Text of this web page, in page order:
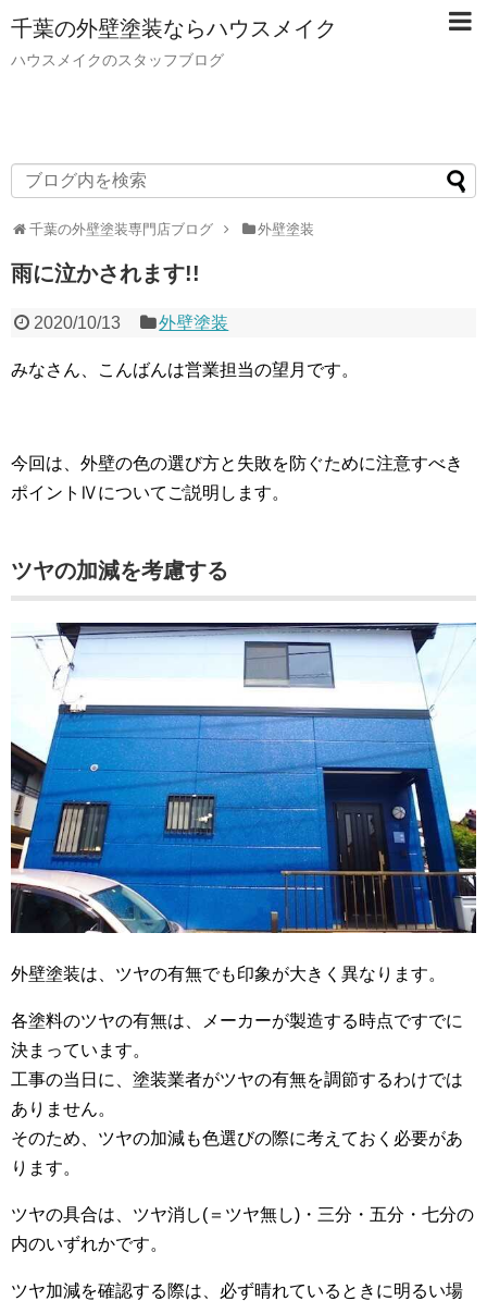
千葉の外壁塗装ならハウスメイク
ハウスメイクのスタッフブログ
千葉の外壁塗装専門店ブログ 外壁塗装
雨に泣かされます!!
2020/10/13 外壁塗装
みなさん、こんばんは営業担当の望月です。
今回は、外壁の色の選び方と失敗を防ぐために注意すべき
ポイントⅣについてご説明します。
ツヤの加減を考慮する
外壁塗装は、ツヤの有無でも印象が大きく異なります。
各塗料のツヤの有無は、メーカーが製造する時点ですでに
決まっています。
工事の当日に、塗装業者がツヤの有無を調節するわけでは
ありません。
そのため、ツヤの加減も色選びの際に考えておく必要があ
ります。
ツヤの具合は、ツヤ消し(＝ツヤ無し)・三分・五分・七分の
内のいずれかです。
ツヤ加減を確認する際は、必ず晴れているときに明るい場